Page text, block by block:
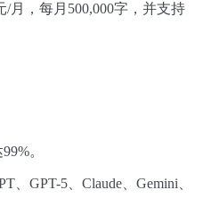
月，每月500,000字，并支持
。
、GPT-5、Claude、Gemini、